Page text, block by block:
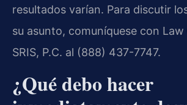
resultados varían. Para discutir
su asunto, comuníquese con
SRIS, P.C. al (888) 437-7747.
¿Qué debo hacer